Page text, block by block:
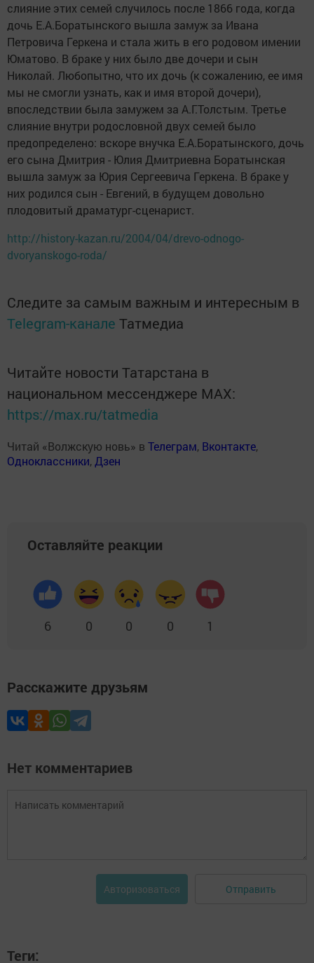
слияние этих семей случилось после 1866 года, когда
дочь Е.А.Боратынского вышла замуж за Ивана
Петровича Геркена и стала жить в его родовом имении
Юматово. В браке у них было две дочери и сын
Николай. Любопытно, что их дочь (к сожалению, ее имя
мы не смогли узнать, как и имя второй дочери),
впоследствии была замужем за А.Г.Толстым. Третье
слияние внутри родословной двух семей было
предопределено: вскоре внучка Е.А.Боратынского, дочь
его сына Дмитрия - Юлия Дмитриевна Боратынская
вышла замуж за Юрия Сергеевича Геркена. В браке у
них родился сын - Евгений, в будущем довольно
плодовитый драматург-сценарист.
http://history-kazan.ru/2004/04/drevo-odnogo-
dvoryanskogo-roda/
Следите за самым важным и интересным в
Telegram-канале Татмедиа
Читайте новости Татарстана в
национальном мессенджере MАХ:
https://max.ru/tatmedia
Читай «Волжскую новь» в Телеграм, Вконтакте,
Одноклассники, Дзен
Оставляйте реакции
6 0 0 0 1
Расскажите друзьям
Нет комментариев
Авторизоваться Отправить
Теги: